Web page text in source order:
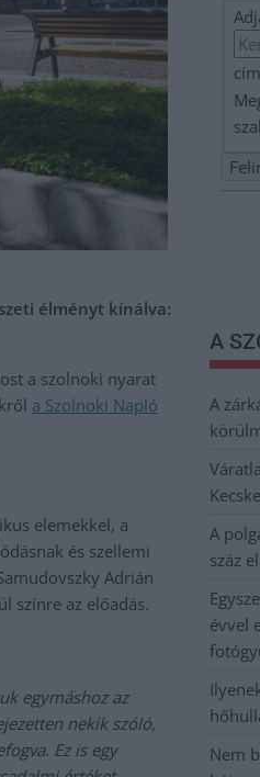
élményt kínálva:
a szolnoki nyarat
a Szolnoki Napló
elemekkel, a
és szellemi
Adrián
színre az előadás.
egymáshoz az
nekik szóló,
Ez is egy
A
A
A
száz
évvel
Nem